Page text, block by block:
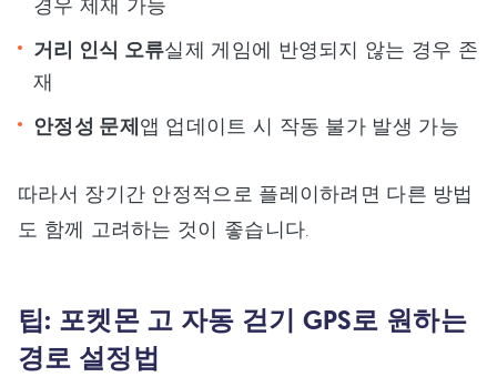
거리 인식 오류실제 게임에 반영되지 않는 경우 존
재
안정성 문제앱 업데이트 시 작동 불가 발생 가능
따라서 장기간 안정적으로 플레이하려면 다른 방법
도 함께 고려하는 것이 좋습니다.
팁: 포켓몬 고 자동 걷기 GPS로 원하는
경로 설정법